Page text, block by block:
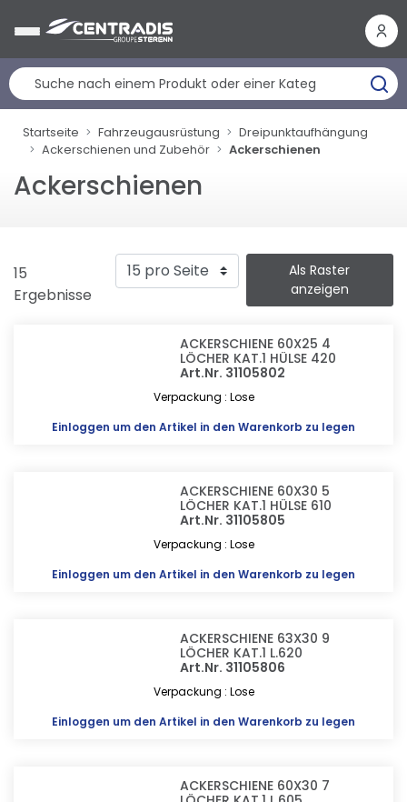
Startseite Fahrzeugausrüstung
Dreipunktaufhängung
Ackerschienen und Zubehör
Ackerschienen
Ackerschienen
15
Ergebnisse
Als Raster
anzeigen
ACKERSCHIENE 60X25 4
LÖCHER KAT.1 HÜLSE 420
Art.Nr. 31105802
Verpackung : Lose
Einloggen um den Artikel in den Warenkorb zu legen
ACKERSCHIENE 60X30 5
LÖCHER KAT.1 HÜLSE 610
Art.Nr. 31105805
Verpackung : Lose
Einloggen um den Artikel in den Warenkorb zu legen
ACKERSCHIENE 63X30 9
LÖCHER KAT.1 L.620
Art.Nr. 31105806
Verpackung : Lose
Einloggen um den Artikel in den Warenkorb zu legen
ACKERSCHIENE 60X30 7